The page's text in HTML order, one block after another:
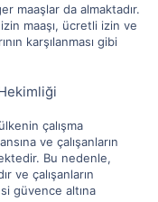
maaşlar da almaktadır.
maaşı, ücretli izin ve
karşılanması gibi
çalışma
ve çalışanların
Bu nedenle,
ve çalışanların
güvence altına